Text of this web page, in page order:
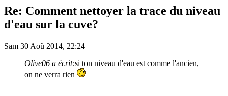
Re: Comment nettoyer la trace du niveau
d'eau sur la cuve?
Sam 30 Aoû 2014, 22:24
Olive06 a écrit:si ton niveau d'eau est comme l'ancien,
on ne verra rien